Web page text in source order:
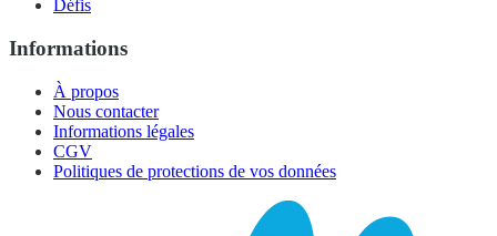
Défis
Informations
À propos
Nous contacter
Informations légales
CGV
Politiques de protections de vos données